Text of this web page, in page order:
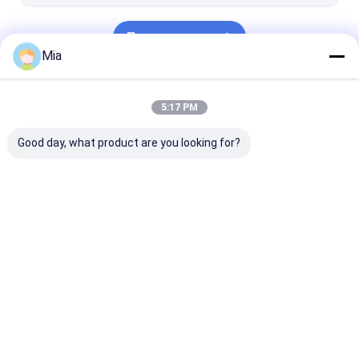
Продолжать
Mia
5:17 PM
Good day, what product are you looking for?